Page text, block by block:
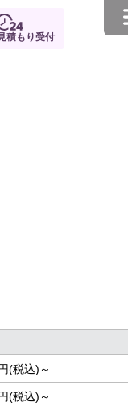
積もり受付
(税込)～
(税込)～